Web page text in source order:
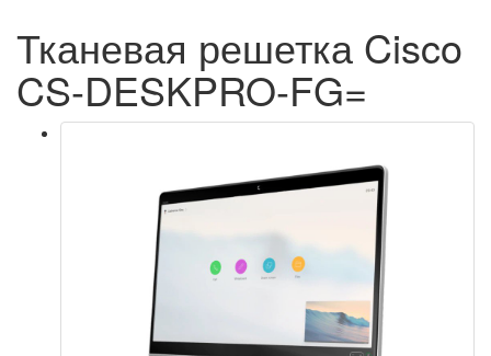
Тканевая решетка Cisco
CS-DESKPRO-FG=